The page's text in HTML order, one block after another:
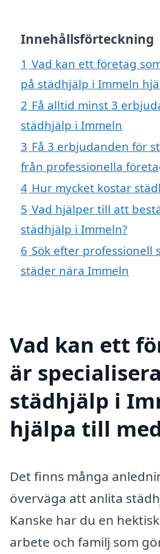
Innehållsförteckning
1 Vad kan ett företag
på städhjälp i Immeln
2 Få alltid minst 3
städhjälp i Immeln
3 Få 3 erbjudanden för
från professionella
4 Hur mycket kostar
5 Vad hjälper till att
städhjälp i Immeln?
6 Sök efter professionell
städer nära Immeln
Vad kan ett
är
städhjälp i
hjälpa till
Det finns många
överväga att anlita
Kanske har du en
arbete och familj som